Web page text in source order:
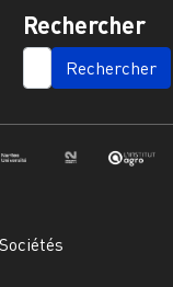
Rechercher
SEARCH